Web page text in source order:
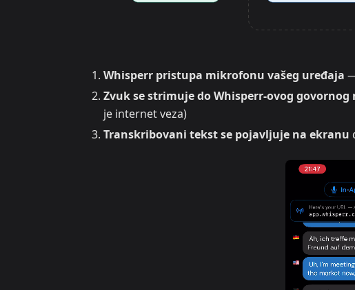
Whisperr pristupa mikrofonu vašeg uređaja
Zvuk se strimuje do Whisperr-ovog govornog
je internet veza)
Transkribovani tekst se pojavljuje na ekranu